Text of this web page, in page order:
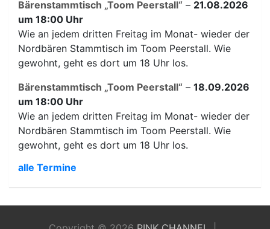
Bärenstammtisch „Toom Peerstall“ – 21.08.2026
um 18:00 Uhr
Wie an jedem dritten Freitag im Monat- wieder der
Nordbären Stammtisch im Toom Peerstall. Wie
gewohnt, geht es dort um 18 Uhr los.
Bärenstammtisch „Toom Peerstall“ – 18.09.2026
um 18:00 Uhr
Wie an jedem dritten Freitag im Monat- wieder der
Nordbären Stammtisch im Toom Peerstall. Wie
gewohnt, geht es dort um 18 Uhr los.
alle Termine